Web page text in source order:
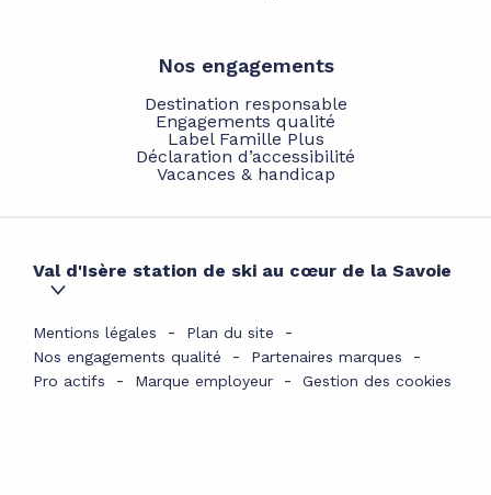
Nos engagements
Destination responsable
Engagements qualité
Label Famille Plus
Déclaration d’accessibilité
Vacances & handicap
Val d'Isère station de ski au cœur de la Savoie
Mentions légales
Plan du site
Nos engagements qualité
Partenaires marques
Pro actifs
Marque employeur Gestion des cookies